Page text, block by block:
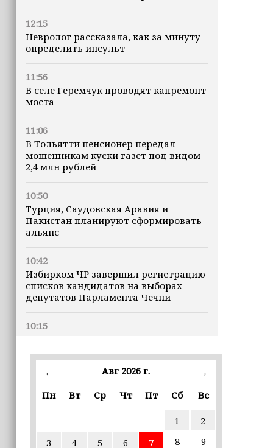
12:15
Невролог рассказала, как за минуту
определить инсульт
11:56
В селе Геремчук проводят капремонт
моста
11:06
В Тольятти пенсионер передал
мошенникам куски газет под видом
2,4 млн рублей
10:50
Турция, Саудовская Аравия и
Пакистан планируют сформировать
альянс
10:42
Избирком ЧР завершил регистрацию
списков кандидатов на выборах
депутатов Парламента Чечни
10:15
Апты Алаудинов: Потери ВСУ
приближаются к отметке в 2,5
09:52
← Авг 2026 г.
→
Пн
Вт Ср Чт Пт Сб Вс
1
2
3
4 5 6 7 8
9